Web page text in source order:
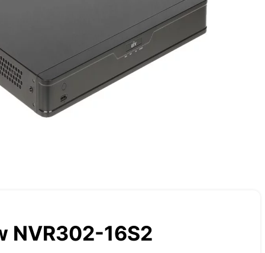
NVR302-16S2